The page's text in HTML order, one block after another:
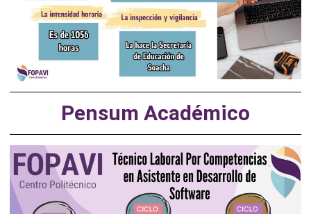
Pensum Académico